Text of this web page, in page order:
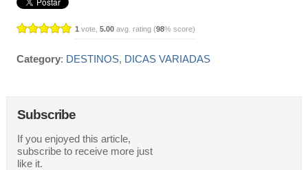
1 vote, 5.00avg. rating (98% score)
Category: DESTINOS, DICAS VARIADAS
Subscribe
If you enjoyed this article,
subscribe to receive more just
like it.